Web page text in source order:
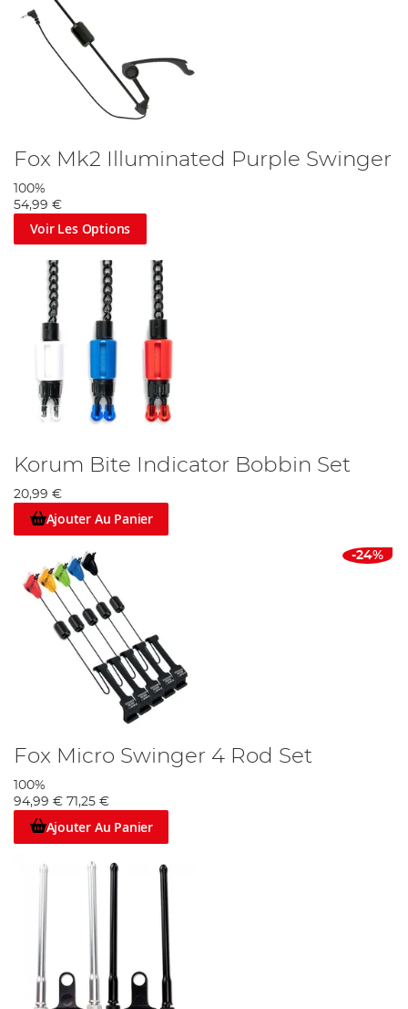
Fox Mk2 Illuminated Purple Swinger
100%
54,99 €
Voir Les Options
Korum Bite Indicator Bobbin Set
20,99 €
Ajouter Au Panier
-24%
Fox Micro Swinger 4 Rod Set
100%
94,99 € 71,25 €
Ajouter Au Panier